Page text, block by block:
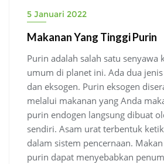
5 Januari 2022
Makanan Yang Tinggi Purin
Purin adalah salah satu senyawa
umum di planet ini. Ada dua
dan eksogen. Purin eksogen
melalui makanan yang Anda
purin endogen langsung dibuat
sendiri. Asam urat terbentuk
dalam sistem pencernaan.
purin dapat menyebabkan